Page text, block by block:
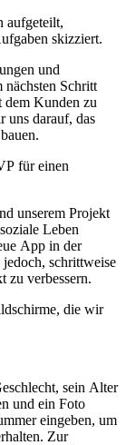
aufgeteilt,
skizziert.
und
nächsten Schritt
dem Kunden zu
uns darauf, das
für einen
unserem Projekt
Leben
App in der
schrittweise
zu verbessern.
die wir
sein Alter
und ein Foto
eingeben, um
Zur